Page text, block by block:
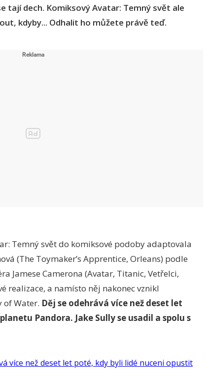
tají dech. Komiksový Avatar: Temný svět ale
kdyby... Odhalit ho můžete právě teď.
Temný svět do komiksové podoby adaptovala
(The Toymaker’s Apprentice, Orleans) podle
Jamese Camerona (Avatar, Titanic, Vetřelci,
realizace, a namísto něj nakonec vznikl
of Water. Děj se odehrává více než deset let
Pandora. Jake Sully se usadil a spolu s